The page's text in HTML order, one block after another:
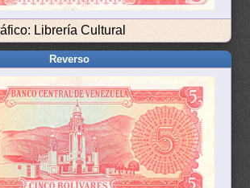
Librería Cultural
Reverso